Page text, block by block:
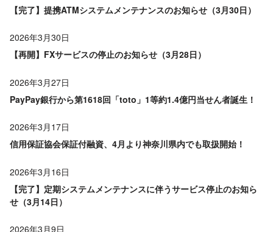
【完了】提携ATMシステムメンテナンスのお知らせ（3月30日）
2026年3月30日
【再開】FXサービスの停止のお知らせ（3月28日）
2026年3月27日
PayPay銀行から第1618回「toto」1等約1.4億円当せん者誕生！
2026年3月17日
信用保証協会保証付融資、4月より神奈川県内でも取扱開始！
2026年3月16日
【完了】定期システムメンテナンスに伴うサービス停止のお知ら
せ（3月14日）
2026年3月9日